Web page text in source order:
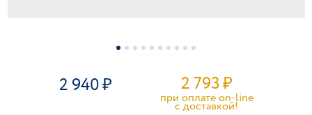
2 940 2 793₽
при оплате on-line
c доставкой!